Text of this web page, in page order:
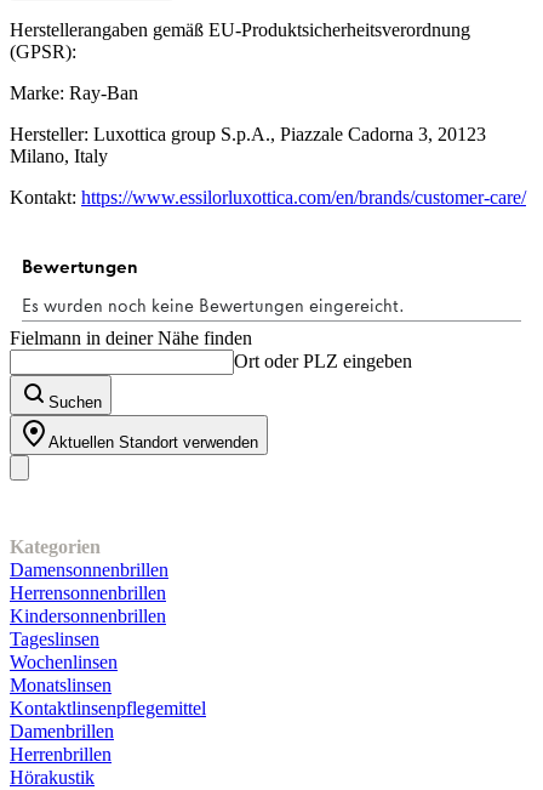
Herstellerangaben gemäß EU-Produktsicherheitsverordnung
(GPSR):
Marke: Ray-Ban
Hersteller: Luxottica group S.p.A., Piazzale Cadorna 3, 20123
Milano, Italy
Kontakt: https://www.essilorluxottica.com/en/brands/customer-care/
Fielmann in deiner Nähe finden
Ort oder PLZ eingeben
Suchen
Aktuellen Standort verwenden
Kategorien
Damensonnenbrillen
Herrensonnenbrillen
Kindersonnenbrillen
Tageslinsen
Wochenlinsen
Monatslinsen
Kontaktlinsenpflegemittel
Damenbrillen
Herrenbrillen
Hörakustik